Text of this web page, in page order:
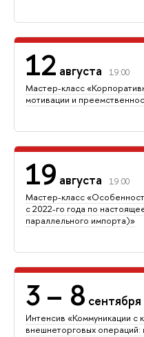
12 августа 19:00
Мастер-класс
мотивации и
19 августа 19:00
Мастер-класс
с 2022-го года по
параллельного импорта)»
3 – 8 сентября
Интенсив «Коммуникации с
внешнеторговых операций: